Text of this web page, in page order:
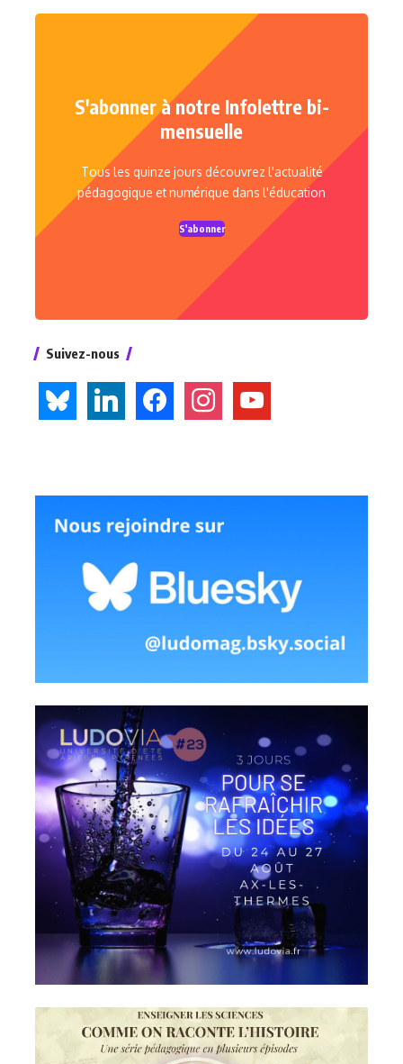
S'abonner à notre Infolettre bi-
mensuelle
Tous les quinze jours découvrez l'actualité
pédagogique et numérique dans l'éducation
S'abonner
Suivez-nous
bluesky linkedin facebook instagramyoutube